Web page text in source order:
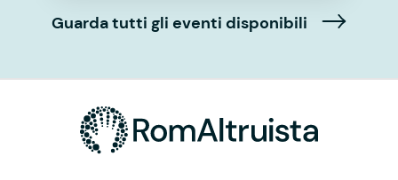
Guarda tutti gli eventi disponibili